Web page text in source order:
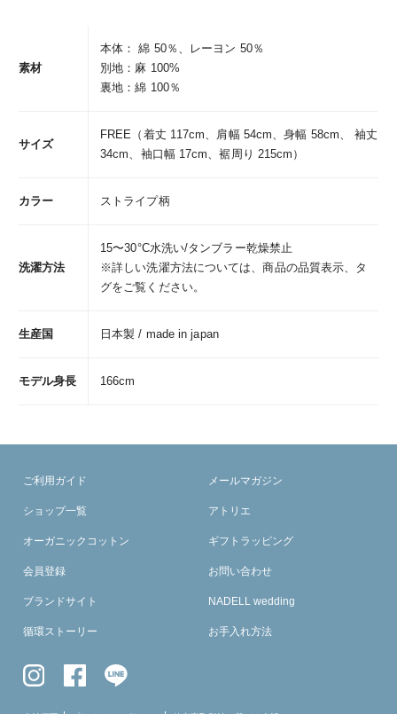
素材
本体： 綿 50％、レーヨン 50％
別地：麻 100%
裏地：綿 100％
サイズ
FREE（着丈 117cm、肩幅 54cm、身幅 58cm、 袖丈
34cm、袖口幅 17cm、裾周り 215cm）
カラー ストライプ柄
洗濯方法
15〜30°C水洗い/タンブラー乾燥禁止
※詳しい洗濯方法については、商品の品質表示、タ
グをご覧ください。
生産国 日本製 / made in japan
モデル身長 166cm
ご利用ガイド
ショップ一覧
オーガニックコットン
会員登録
ブランドサイト
循環ストーリー
メールマガジン
アトリエ
ギフトラッピング
お問い合わせ
NADELL wedding
お手入れ方法